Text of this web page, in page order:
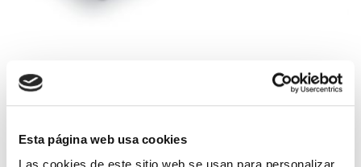
Esta página web usa cookies